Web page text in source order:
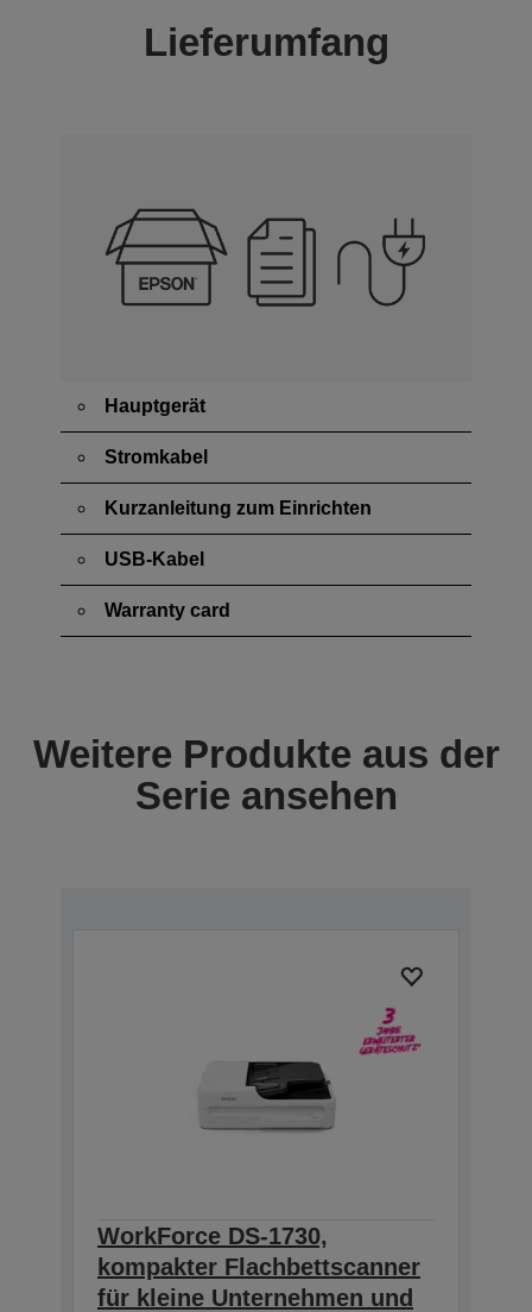
Lieferumfang
Hauptgerät
Stromkabel
Kurzanleitung zum Einrichten
USB-Kabel
Warranty card
Weitere Produkte aus der
Serie ansehen
WorkForce DS-1730,
kompakter Flachbettscanner
für kleine Unternehmen und